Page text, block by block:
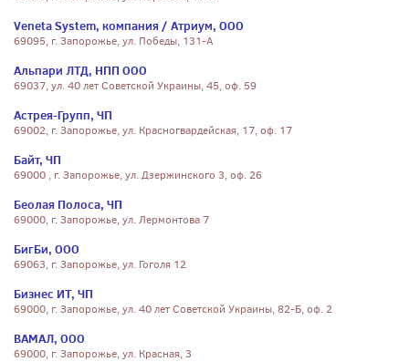
Veneta System, компания / Атриум, ООО
69095, г. Запорожье, ул. Победы, 131-А
Альпари ЛТД, НПП ООО
69037, ул. 40 лет Советской Украины, 45, оф. 59
Астрея-Групп, ЧП
69002, г. Запорожье, ул. Красногвардейская, 17, оф. 17
Байт, ЧП
69000 , г. Запорожье, ул. Дзержинского 3, оф. 26
Беолая Полоса, ЧП
69000, г. Запорожье, ул. Лермонтова 7
БигБи, ООО
69063, г. Запорожье, ул. Гоголя 12
Бизнес ИТ, ЧП
69000, г. Запорожье, ул. 40 лет Советской Украины, 82-Б, оф. 2
ВАМАЛ, ООО
69000, г. Запорожье, ул. Красная, 3